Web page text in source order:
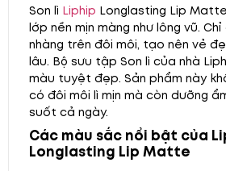
Son lì Liphip Longlasting Lip
lớp nền mịn màng như lông vũ.
nhàng trên đôi môi, tạo nên vẻ
lâu. Bộ sưu tập Son lì của nhà
màu tuyệt đẹp. Sản phẩm này
có đôi môi lì mịn mà còn dưỡng
suốt cả ngày.
Các màu sắc nổi bật của
Longlasting Lip Matte